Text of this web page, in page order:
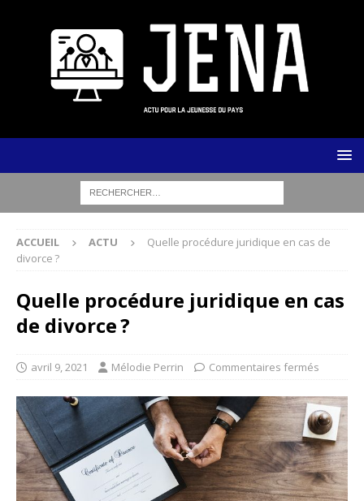
ACCUEIL ACTU
Quelle procédure juridique en cas de
divorce ?
Quelle procédure juridique en cas
de divorce ?
avril 9, 2021 Mélodie Perrin Commentaires fermés